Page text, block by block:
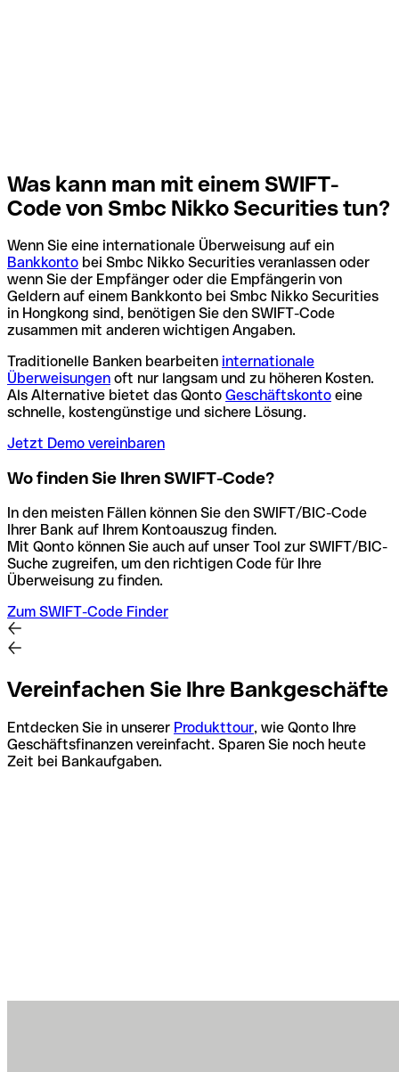
Was kann man mit einem SWIFT-
Code von Smbc Nikko Securities tun?
Wenn Sie eine internationale Überweisung auf ein
Bankkonto bei Smbc Nikko Securities veranlassen oder
wenn Sie der Empfänger oder die Empfängerin von
Geldern auf einem Bankkonto bei Smbc Nikko Securities
in Hongkong sind, benötigen Sie den SWIFT-Code
zusammen mit anderen wichtigen Angaben.
Traditionelle Banken bearbeiten internationale
Überweisungen oft nur langsam und zu höheren Kosten.
Als Alternative bietet das Qonto Geschäftskonto eine
schnelle, kostengünstige und sichere Lösung.
Jetzt Demo vereinbaren
Wo finden Sie Ihren SWIFT-Code?
In den meisten Fällen können Sie den SWIFT/BIC-Code
Ihrer Bank auf Ihrem Kontoauszug finden.
Mit Qonto können Sie auch auf unser Tool zur SWIFT/BIC-
Suche zugreifen, um den richtigen Code für Ihre
Überweisung zu finden.
Zum SWIFT-Code Finder
Vereinfachen Sie Ihre Bankgeschäfte
Entdecken Sie in unserer Produkttour, wie Qonto Ihre
Geschäftsfinanzen vereinfacht. Sparen Sie noch heute
Zeit bei Bankaufgaben.